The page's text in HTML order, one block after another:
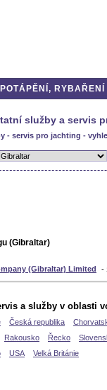
služby a servis
- servis pro jachting -
(Gibraltar)
(Gibraltar) Limited -
a služby v oblasti
Česká republika
Rakousko Řecko
USA Velká Británie